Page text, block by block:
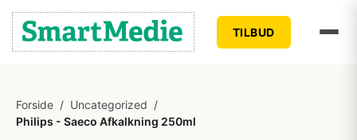
TILBUD
Forside / Uncategorized /
Philips - Saeco Afkalkning 250ml